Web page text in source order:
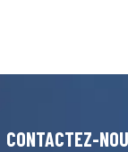
CONTACTEZ-